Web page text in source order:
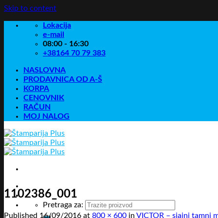
Skip to content
Lokacija
e-mail
08:00 - 16:30
+38164 70 79 383
NASLOVNA
PRODAVNICA OD A-Š
KORPA
CENOVNIK
RAČUN
MOJ NALOG
Pretraga za:
1102386_001
Published 16/09/2016 at 800 × 600 in VICTOR – sjajni tamni